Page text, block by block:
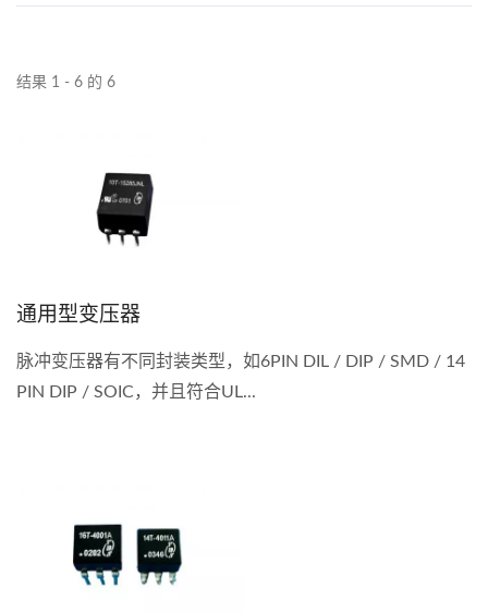
结果 1 - 6 的 6
通用型变压器
脉冲变压器有不同封装类型，如6PIN DIL / DIP / SMD / 14
PIN DIP / SOIC，并且符合UL...